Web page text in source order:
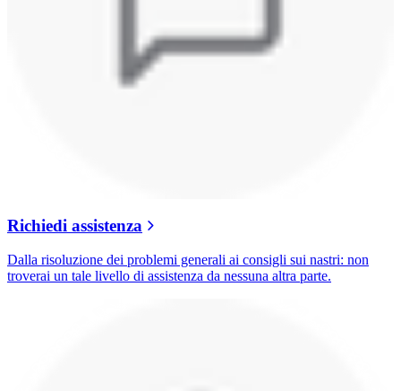
Richiedi assistenza
Dalla risoluzione dei problemi generali ai consigli sui nastri: non
troverai un tale livello di assistenza da nessuna altra parte.